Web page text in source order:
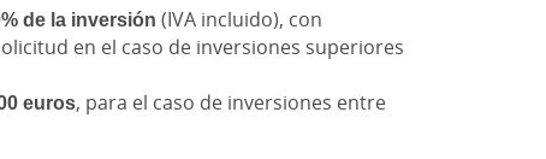
de la inversión (IVA incluido), con
en el caso de inversiones superiores
euros, para el caso de inversiones entre